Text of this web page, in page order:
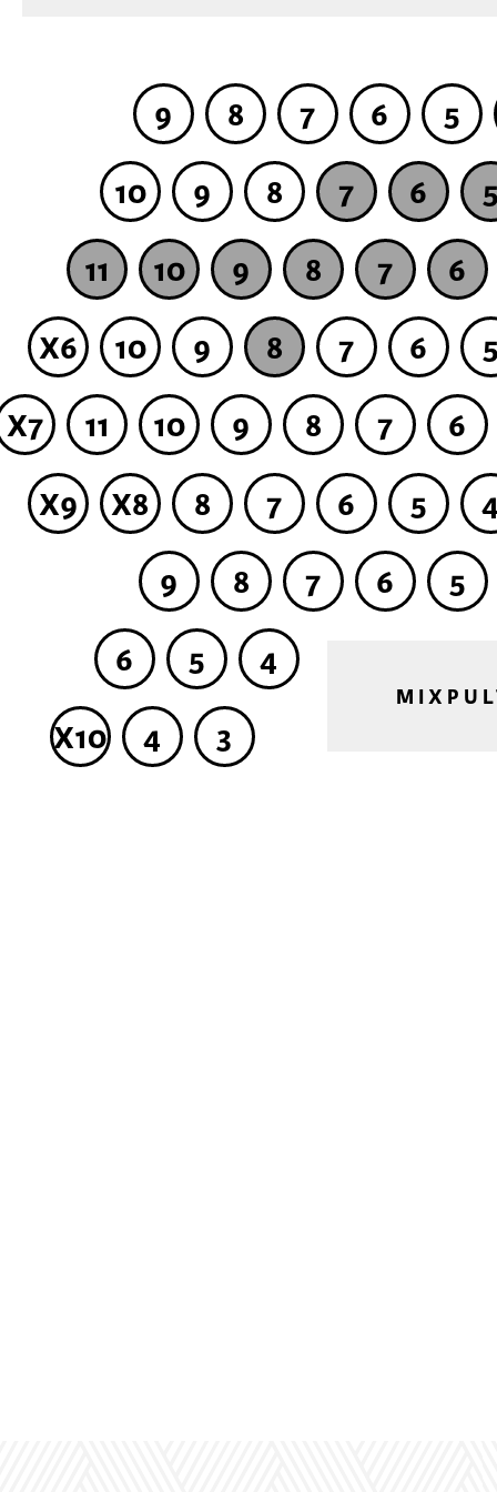
5
6
7
8
9
6
7
8
9
10
6
7
8
9
10
11
6
7
8
9
10
6
7
8
9
10
11
5
6
7
8
5
6
7
8
9
4
5
6
3
4
X6
X7
X8
X9
X10